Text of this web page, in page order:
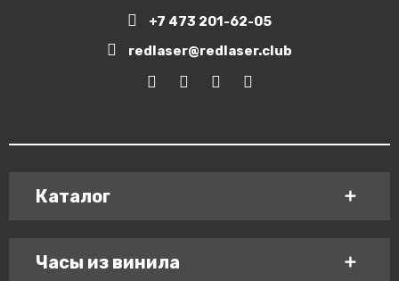
+7 473 201-62-05
redlaser@redlaser.club
Каталог
Часы из винила